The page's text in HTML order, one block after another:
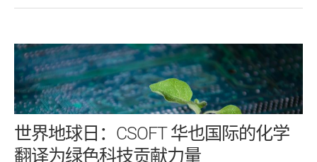
世界地球日：CSOFT 华也国际的化学
翻译为绿色科技贡献力量